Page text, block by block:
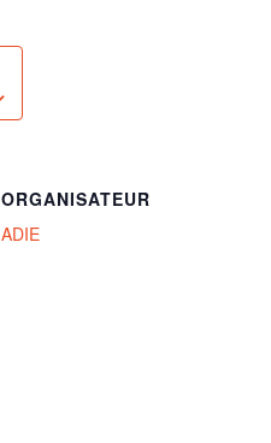
ORGANISATEUR
ADIE